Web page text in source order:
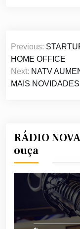
Navegação
de
Post
Previous:
HOME OFFICE
Next: NATV
MAIS NOVIDADES
RÁDIO
ouça